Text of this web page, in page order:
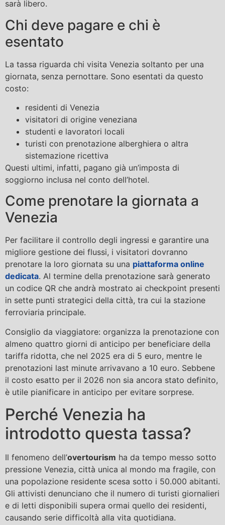
sarà libero.
Chi deve pagare e chi è
esentato
La tassa riguarda chi visita Venezia soltanto per una
giornata, senza pernottare. Sono esentati da questo
costo:
residenti di Venezia
visitatori di origine veneziana
studenti e lavoratori locali
turisti con prenotazione alberghiera o altra
sistemazione ricettiva
Questi ultimi, infatti, pagano già un’imposta di
soggiorno inclusa nel conto dell’hotel.
Come prenotare la giornata a
Venezia
Per facilitare il controllo degli ingressi e garantire una
migliore gestione dei flussi, i visitatori dovranno
prenotare la loro giornata su una piattaforma online
dedicata. Al termine della prenotazione sarà generato
un codice QR che andrà mostrato ai checkpoint presenti
in sette punti strategici della città, tra cui la stazione
ferroviaria principale.
Consiglio da viaggiatore: organizza la prenotazione con
almeno quattro giorni di anticipo per beneficiare della
tariffa ridotta, che nel 2025 era di 5 euro, mentre le
prenotazioni last minute arrivavano a 10 euro. Sebbene
il costo esatto per il 2026 non sia ancora stato definito,
è utile pianificare in anticipo per evitare sorprese.
Perché Venezia ha
introdotto questa tassa?
Il fenomeno dell’overtourism ha da tempo messo sotto
pressione Venezia, città unica al mondo ma fragile, con
una popolazione residente scesa sotto i 50.000 abitanti.
Gli attivisti denunciano che il numero di turisti giornalieri
e di letti disponibili supera ormai quello dei residenti,
causando serie difficoltà alla vita quotidiana.